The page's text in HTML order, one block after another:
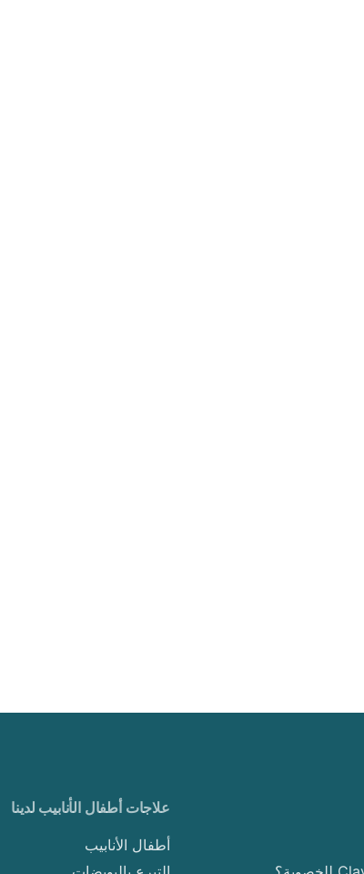
علاجات أطفال الأنابيب لدينا
أطفال الأنابيب